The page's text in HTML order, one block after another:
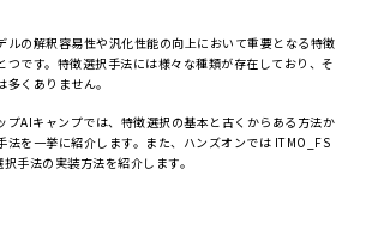
ルの解釈容易性や汎化性能の向上において重要となる特徴
つです。特徴選択手法には様々な種類が存在しており、そ
くありません。
プAIキャンプでは、特徴選択の基本と古くからある方法か
法を一挙に紹介します。また、ハンズオンでは ITMO_FS
手法の実装方法を紹介します。